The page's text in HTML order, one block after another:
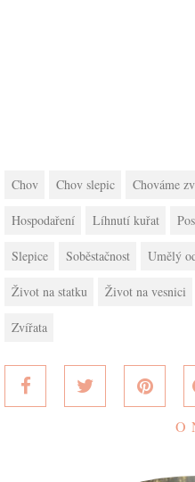
Chov Chov slepic Chováme
Hospodaření Líhnutí kuřat
Slepice Soběstačnost Umělý
Život na statku Život na vesnici
Zvířata
O